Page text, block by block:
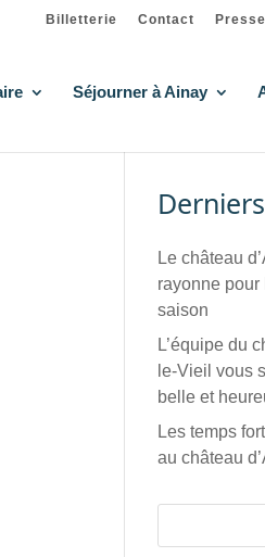
Billetterie Contact Presse
Séjourner à Ainay
Le château
rayonne
saison
L’équipe du
le-Vieil vous
belle et
Les temps
au château